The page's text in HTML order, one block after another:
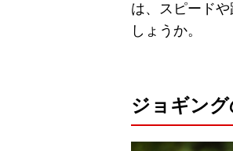
は、スピード
しょうか。
ジョギン